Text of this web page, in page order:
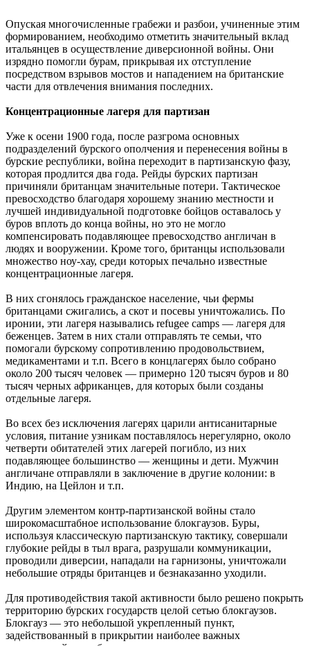
Опуская многочисленные грабежи и разбои, учиненные этим
формированием, необходимо отметить значительный вклад
итальянцев в осуществление диверсионной войны. Они
изрядно помогли бурам, прикрывая их отступление
посредством взрывов мостов и нападением на британские
части для отвлечения внимания последних.
Концентрационные лагеря для партизан
Уже к осени 1900 года, после разгрома основных
подразделений бурского ополчения и перенесения войны в
бурские республики, война переходит в партизанскую фазу,
которая продлится два года. Рейды бурских партизан
причиняли британцам значительные потери. Тактическое
превосходство благодаря хорошему знанию местности и
лучшей индивидуальной подготовке бойцов оставалось у
буров вплоть до конца войны, но это не могло
компенсировать подавляющее превосходство англичан в
людях и вооружении. Кроме того, британцы использовали
множество ноу-хау, среди которых печально известные
концентрационные лагеря.
В них сгонялось гражданское население, чьи фермы
британцами сжигались, а скот и посевы уничтожались. По
иронии, эти лагеря назывались refugee camps — лагеря для
беженцев. Затем в них стали отправлять те семьи, что
помогали бурскому сопротивлению продовольствием,
медикаментами и т.п. Всего в концлагерях было собрано
около 200 тысяч человек — примерно 120 тысяч буров и 80
тысяч черных африканцев, для которых были созданы
отдельные лагеря.
Во всех без исключения лагерях царили антисанитарные
условия, питание узникам поставлялось нерегулярно, около
четверти обитателей этих лагерей погибло, из них
подавляющее большинство — женщины и дети. Мужчин
англичане отправляли в заключение в другие колонии: в
Индию, на Цейлон и т.п.
Другим элементом контр-партизанской войны стало
широкомасштабное использование блокгаузов. Буры,
используя классическую партизанскую тактику, совершали
глубокие рейды в тыл врага, разрушали коммуникации,
проводили диверсии, нападали на гарнизоны, уничтожали
небольшие отряды британцев и безнаказанно уходили.
Для противодействия такой активности было решено покрыть
территорию бурских государств целой сетью блокгаузов.
Блокгауз — это небольшой укрепленный пункт,
задействованный в прикрытии наиболее важных